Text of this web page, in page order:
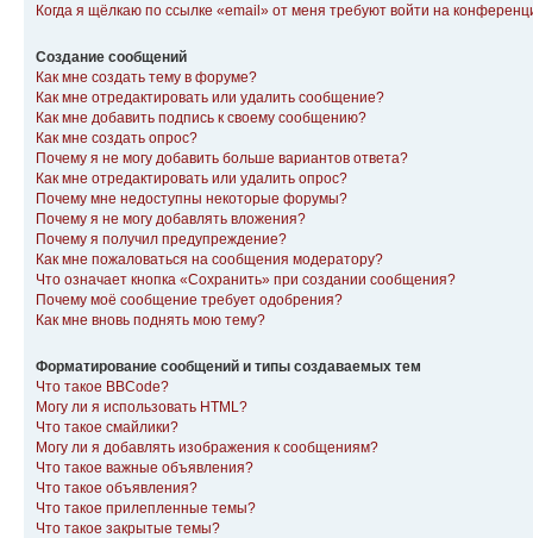
Когда я щёлкаю по ссылке «email» от меня требуют войти на
Создание сообщений
Как мне создать тему в форуме?
Как мне отредактировать или удалить сообщение?
Как мне добавить подпись к своему сообщению?
Как мне создать опрос?
Почему я не могу добавить больше вариантов ответа?
Как мне отредактировать или удалить опрос?
Почему мне недоступны некоторые форумы?
Почему я не могу добавлять вложения?
Почему я получил предупреждение?
Как мне пожаловаться на сообщения модератору?
Что означает кнопка «Сохранить» при создании сообщения?
Почему моё сообщение требует одобрения?
Как мне вновь поднять мою тему?
Форматирование сообщений и типы создаваемых тем
Что такое BBCode?
Могу ли я использовать HTML?
Что такое смайлики?
Могу ли я добавлять изображения к сообщениям?
Что такое важные объявления?
Что такое объявления?
Что такое прилепленные темы?
Что такое закрытые темы?